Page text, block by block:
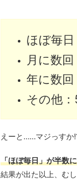
ほぼ毎日
月に数
年に数回
その他：
えーと……マジっすか
「ほぼ毎日」が半数
結果が出た以上、む